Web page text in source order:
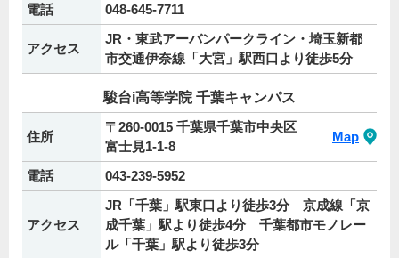
電話 048-645-7711
アクセス
JR・東武アーバンパークライン・埼玉新都
市交通伊奈線「大宮」駅西口より徒歩5分
駿台i高等学院 千葉キャンパス
住所
〒260-0015 千葉県千葉市中央区
富士見1-1-8
Map
電話 043-239-5952
アクセス
JR「千葉」駅東口より徒歩3分 京成線「京
成千葉」駅より徒歩4分 千葉都市モノレー
ル「千葉」駅より徒歩3分